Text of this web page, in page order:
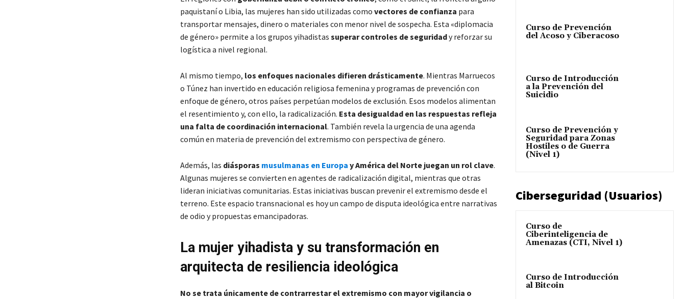
paquistaní o Libia, las mujeres han sido utilizadas como vectores de confianza para
transportar mensajes, dinero o materiales con menor nivel de sospecha. Esta «diplomacia
de género» permite a los grupos yihadistas superar controles de seguridady reforzar su
logística a nivel regional.
Al mismo tiempo, los enfoques nacionales difieren drásticamente. Mientras Marruecos
o Túnez han invertido en educación religiosa femenina y programas de prevención con
enfoque de género, otros países perpetúan modelos de exclusión. Esos modelos alimentan
el resentimiento y, con ello, la radicalización. Esta desigualdad en las respuestas refleja
una falta de coordinación internacional. También revela la urgencia de una agenda
común en materia de prevención del extremismo con perspectiva de género.
Además, las diásporas musulmanas en Europa y América del Norte juegan un rol clave.
Algunas mujeres se convierten en agentes de radicalización digital, mientras que otras
lideran iniciativas comunitarias. Estas iniciativas buscan prevenir el extremismo desde el
terreno. Este espacio transnacional es hoy un campo de disputa ideológica entre narrativas
de odio y propuestas emancipadoras.
La mujer yihadista y su transformación en
arquitecta de resiliencia ideológica
No se trata únicamente de contrarrestar el extremismo con mayor vigilancia o
Curso de Prevención
del Acoso y Ciberacoso
Curso de Introducción
a la Prevención del
Suicidio
Curso de Prevención y
Seguridad para Zonas
Hostiles o de Guerra
(Nivel 1)
Ciberseguridad (Usuarios)
Curso de
Ciberinteligencia de
Amenazas (CTI, Nivel 1)
Curso de Introducción
al Bitcoin